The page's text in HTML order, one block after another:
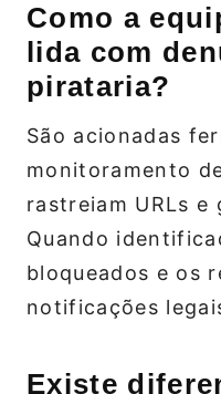
Como a
lida com
pirataria?
São acionadas
monitoramento
rastreiam URLs e
Quando
bloqueados e os
notificações
Existe